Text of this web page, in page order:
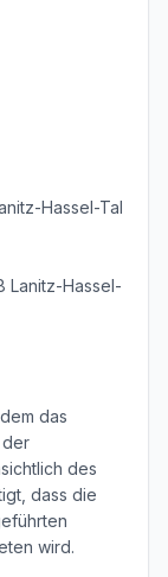
Hassel-Tal
Lanitz-Hassel-
das
der
des
dass die
wird.